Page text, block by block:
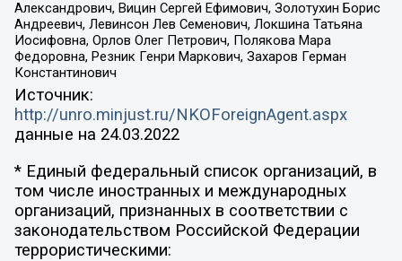
Александрович, Вицин Сергей Ефимович, Золотухин Борис
Андреевич, Левинсон Лев Семенович, Локшина Татьяна
Иосифовна, Орлов Олег Петрович, Полякова Мара
Федоровна, Резник Генри Маркович, Захаров Герман
Константинович
Источник:
http://unro.minjust.ru/NKOForeignAgent.aspx
данные на 24.03.2022
* Единый федеральный список организаций, в
том числе иностранных и международных
организаций, признанных в соответствии с
законодательством Российской Федерации
террористическими: